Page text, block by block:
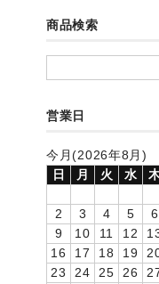
商品検索
営業日
今月(2026年8月)
日
月 火 水
2
3 4 5 6
9
10 11 12
16
17 18 19
23
24 25 26